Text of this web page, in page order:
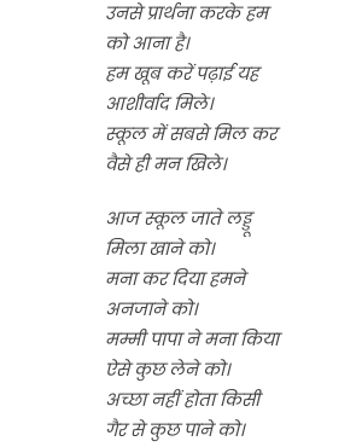
उनसे प्रार्थना करके हम
को आना है।
हम खूब करें पढ़ाई यह
आशीर्वाद मिले।
स्कूल में सबसे मिल कर
वैसे ही मन खिले।
आज स्कूल जाते लड्डू
मिला खाने को।
मना कर दिया हमने
अनजाने को।
मम्मी पापा ने मना किया
ऐसे कुछ लेने को।
अच्छा नहीं होता किसी
गैर से कुछ पाने को।